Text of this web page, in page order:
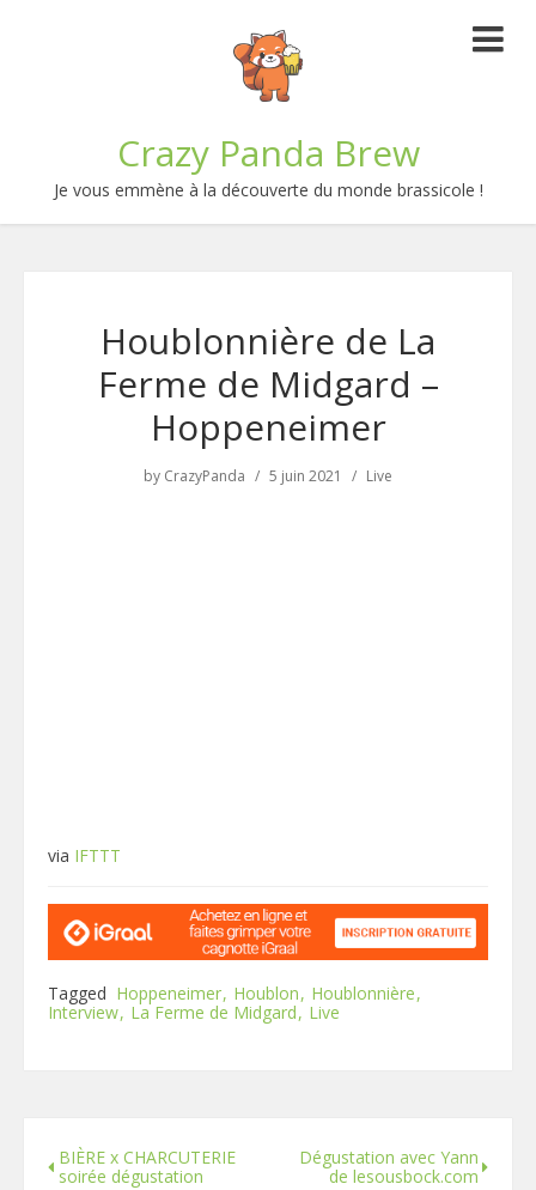
Crazy Panda Brew
Je vous emmène à la découverte du monde brassicole !
Houblonnière de La
Ferme de Midgard –
Hoppeneimer
by CrazyPanda 5 juin 2021 Live
via IFTTT
Tagged Hoppeneimer Houblon
Houblonnière
Interview La Ferme de Midgard Live
BIÈRE x CHARCUTERIE
soirée dégustation
Dégustation avec Yann
de lesousbock.com